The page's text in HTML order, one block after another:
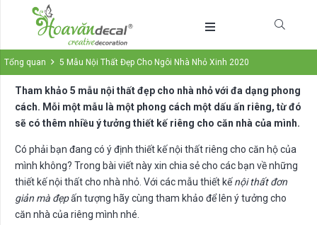
Tổng quan 5 Mẫu Nội Thất Đẹp Cho Ngôi Nhà Nhỏ Xinh 2020
Tham khảo 5 mẫu nội thất đẹp cho nhà nhỏ với đa dạng phong
cách. Mỗi một mẫu là một phong cách một dấu ấn riêng, từ đó
sẽ có thêm nhiều ý tưởng thiết kế riêng cho căn nhà của mình.
Có phải bạn đang có ý định thiết kế nội thất riêng cho căn hộ của
mình không? Trong bài viết này xin chia sẻ cho các bạn về những
thiết kế nội thất cho nhà nhỏ. Với các mẫu thiết kếnội thất đơn
giản mà đẹpấn tượng hãy cùng tham khảo để lên ý tưởng cho
căn nhà của riêng mình nhé.